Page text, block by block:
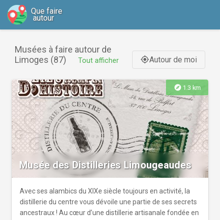
Que faire
autour
Musées à faire autour de
Limoges (87)
Tout afficher gps_fixedAutour de moi
explore 1.3 km
Musée des Distilleries Limougeaudes
Avec ses alambics du XIXe siècle toujours en activité, la
distillerie du centre vous dévoile une partie de ses secrets
ancestraux ! Au cœur d’une distillerie artisanale fondée en